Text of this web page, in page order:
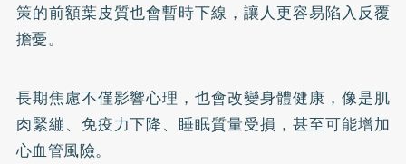
策的前額葉皮質也會暫時下線，讓人更容易陷入反覆
擔憂。
長期焦慮不僅影響心理，也會改變身體健康，像是肌
肉緊繃、免疫力下降、睡眠質量受損，甚至可能增加
心血管風險。